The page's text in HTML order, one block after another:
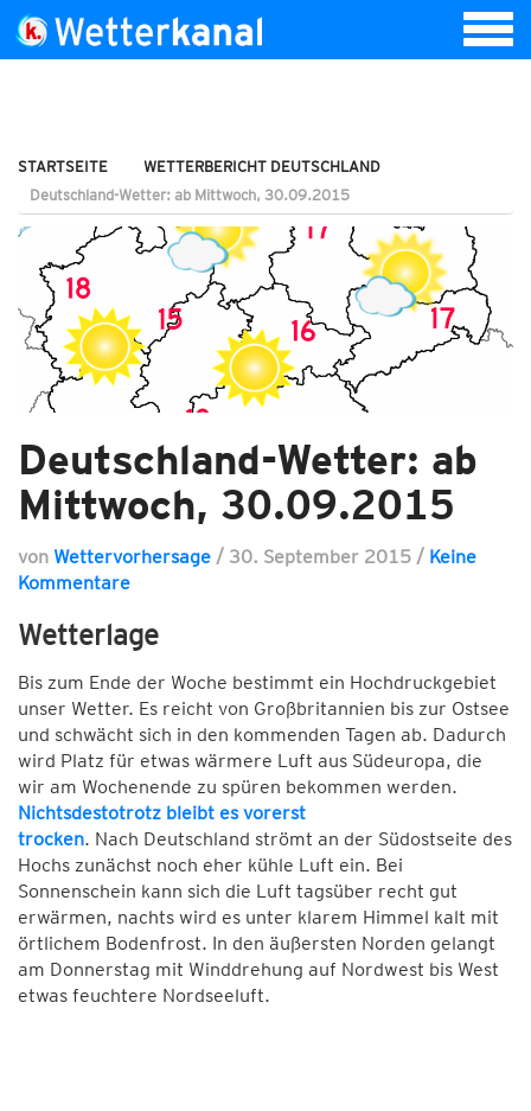
STARTSEITE
WETTERBERICHT DEUTSCHLAND
Deutschland-Wetter: ab Mittwoch, 30.09.2015
Deutschland-Wetter: ab
Mittwoch, 30.09.2015
von Wettervorhersage / 30. September 2015 / Keine
Kommentare
Wetterlage
Bis zum Ende der Woche bestimmt ein Hochdruckgebiet
unser Wetter. Es reicht von Großbritannien bis zur Ostsee
und schwächt sich in den kommenden Tagen ab. Dadurch
wird Platz für etwas wärmere Luft aus Südeuropa, die
wir am Wochenende zu spüren bekommen werden.
Nichtsdestotrotz bleibt es vorerst
trocken. Nach Deutschland strömt an der Südostseite des
Hochs zunächst noch eher kühle Luft ein. Bei
Sonnenschein kann sich die Luft tagsüber recht gut
erwärmen, nachts wird es unter klarem Himmel kalt mit
örtlichem Bodenfrost. In den äußersten Norden gelangt
am Donnerstag mit Winddrehung auf Nordwest bis West
etwas feuchtere Nordseeluft.